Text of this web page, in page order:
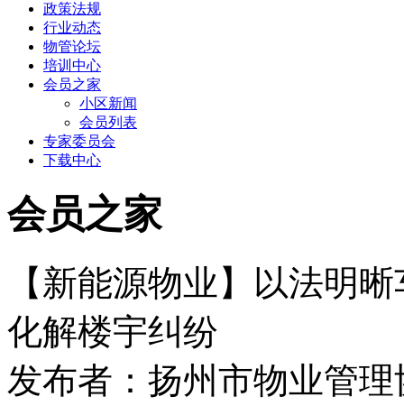
政策法规
行业动态
物管论坛
培训中心
会员之家
小区新闻
会员列表
专家委员会
下载中心
会员之家
【新能源物业】以法明
化解楼宇纠纷
发布者：扬州市物业管